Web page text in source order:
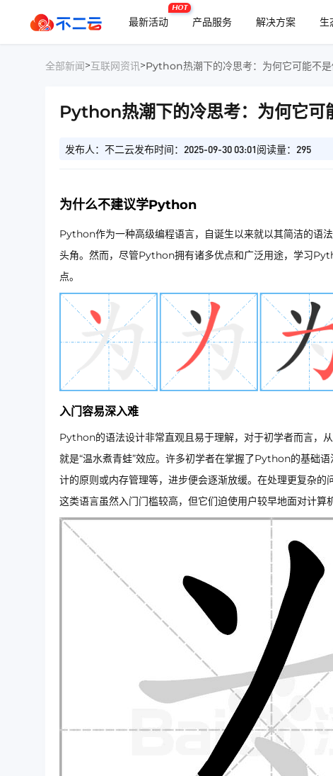
最新活动
HOT
产品服务 解决方案 生
全部新闻>互联网资讯>Python热潮下的冷思考：为何它可能不是
Python热潮下的冷思考：为何它可
发布人：不二云发布时间：2025-09-30 03:01阅读量：295
为什么不建议学Python
Python作为一种高级编程语言，自诞生以来就以其简洁的语
头角。然而，尽管Python拥有诸多优点和广泛用途，学习
点。
入门容易深入难
Python的语法设计非常直观且易于理解，对于初学者而言，
就是“温水煮青蛙”效应。许多初学者在掌握了Python的基础
计的原则或内存管理等，进步便会逐渐放缓。在处理更复杂
这类语言虽然入门门槛较高，但它们迫使用户较早地面对计算